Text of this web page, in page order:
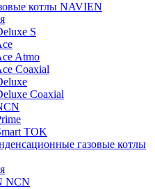
котлы NAVIEN
S
Atmo
Coaxial
Coaxial
TOK
газовые котлы
NCN